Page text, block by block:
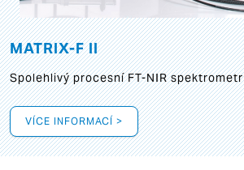
MATRIX-F II
Spolehlivý procesní FT-NIR spektrometr
VÍCE INFORMACÍ >